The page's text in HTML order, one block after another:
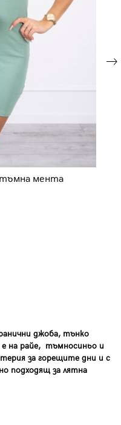
тъмна мента
джоба, тънко
на райе, тъмносиньо и
за горещите дни и с
подходящ за лятна